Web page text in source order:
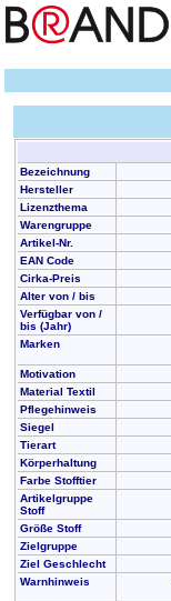
Bezeichnung
Hersteller
Lizenzthema
Warengruppe
Artikel-Nr.
EAN Code
Cirka-Preis
Alter von / bis
Verfügbar von /
bis (Jahr)
Marken
Motivation
Material Textil
Pflegehinweis
Siegel
Tierart
Körperhaltung
Farbe Stofftier
Artikelgruppe
Stoff
Größe Stoff
Zielgruppe
Ziel Geschlecht
Warnhinweis